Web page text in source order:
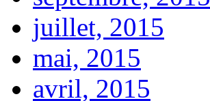
juillet, 2015
mai, 2015
avril, 2015